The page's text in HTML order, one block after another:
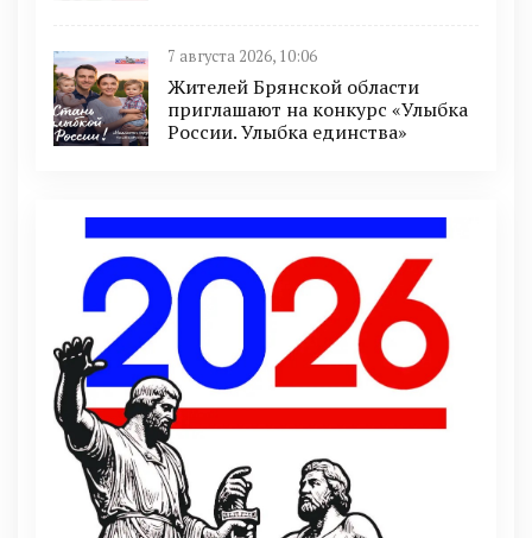
7 августа 2026, 10:06
Жителей Брянской области
приглашают на конкурс «Улыбка
России. Улыбка единства»